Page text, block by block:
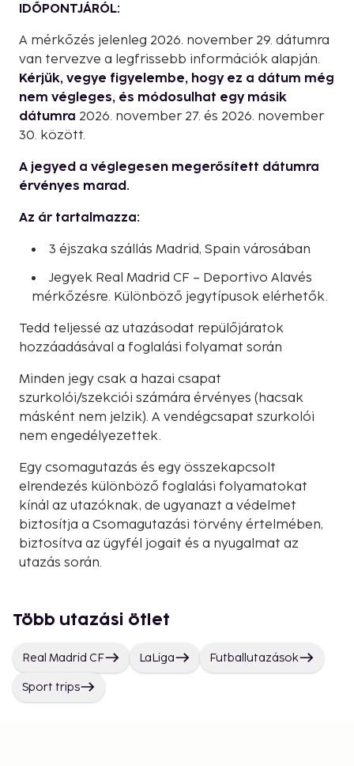
IDŐPONTJÁRÓL:
A mérkőzés jelenleg 2026. november 29. dátumra
van tervezve a legfrissebb információk alapján.
Kérjük, vegye figyelembe, hogy ez a dátum még
nem végleges, és módosulhat egy másik
dátumra 2026. november 27. és 2026. november
30. között.
A jegyed a véglegesen megerősített dátumra
érvényes marad.
Az ár tartalmazza:
3 éjszaka szállás Madrid, Spain városában
Jegyek Real Madrid CF – Deportivo Alavés
mérkőzésre. Különböző jegytípusok elérhetők.
Tedd teljessé az utazásodat repülőjáratok
hozzáadásával a foglalási folyamat során
Minden jegy csak a hazai csapat
szurkolói/szekciói számára érvényes (hacsak
másként nem jelzik). A vendégcsapat szurkolói
nem engedélyezettek.
Egy csomagutazás és egy összekapcsolt
elrendezés különböző foglalási folyamatokat
kínál az utazóknak, de ugyanazt a védelmet
biztosítja a Csomagutazási törvény értelmében,
biztosítva az ügyfél jogait és a nyugalmat az
utazás során.
Több utazási ötlet
Real Madrid CF LaLiga Futballutazások
Sport trips